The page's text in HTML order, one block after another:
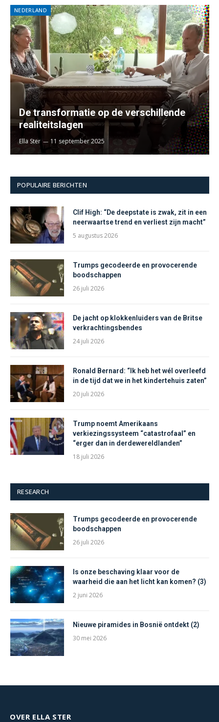
NEDERLAND
De transformatie op de verschillende
realiteitslagen
Ella Ster 11 september 2025
POPULAIRE BERICHTEN
Clif High: “De deepstate is zwak, zit in een
neerwaartse trend en verliest zijn macht”
5 augustus 2026
Trumps gecodeerde en provocerende
boodschappen
26 juli 2026
De jacht op klokkenluiders van de Britse
verkrachtingsbendes
24 juli 2026
Ronald Bernard: “Ik heb het wél overleefd
in de tijd dat we in het kindertehuis zaten”
20 juli 2026
Trump noemt Amerikaans
verkiezingssysteem “catastrofaal” en
“erger dan in derdewereldlanden”
18 juli 2026
RESEARCH
Trumps gecodeerde en provocerende
boodschappen
26 juli 2026
Is onze beschaving klaar voor de
waarheid die aan het licht kan komen? (3)
2 juni 2026
Nieuwe piramides in Bosnië ontdekt (2)
30 mei 2026
OVER ELLA STER